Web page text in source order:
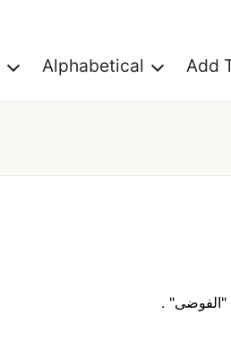
Alphabetical Add
"الفوضى" .